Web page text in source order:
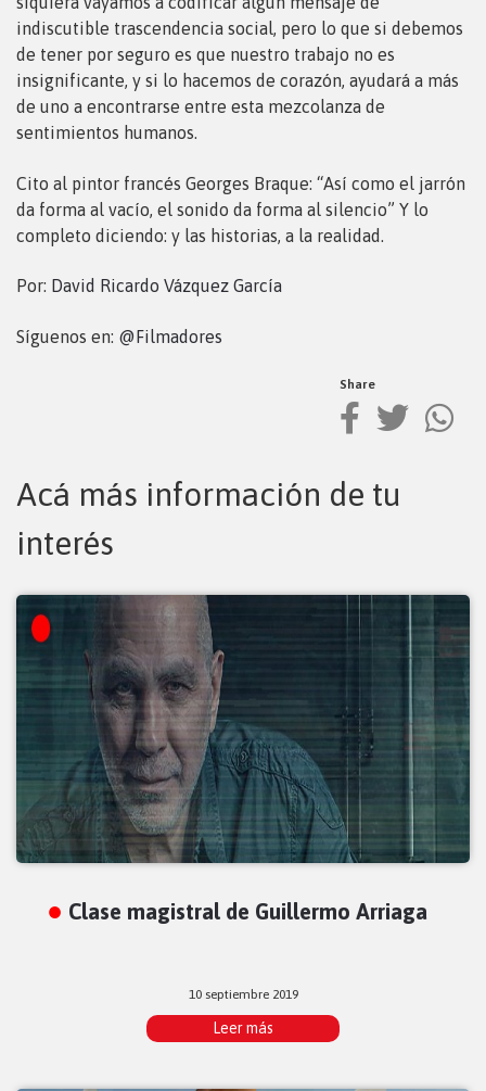
indiscutible trascendencia social, pero lo que si debemos
de tener por seguro es que nuestro trabajo no es
insignificante, y si lo hacemos de corazón, ayudará a más
de uno a encontrarse entre esta mezcolanza de
sentimientos humanos.
Cito al pintor francés Georges Braque: “Así como el jarrón
da forma al vacío, el sonido da forma al silencio” Y lo
completo diciendo: y las historias, a la realidad.
Por: David Ricardo Vázquez García
Síguenos en: @Filmadores
Share
Acá más información de tu
interés
Clase magistral de Guillermo Arriaga
10 septiembre 2019
Leer más